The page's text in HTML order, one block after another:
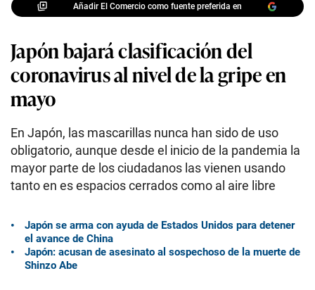
Añadir El Comercio como fuente preferida en
Japón bajará clasificación del
coronavirus al nivel de la gripe en
mayo
En Japón, las mascarillas nunca han sido de uso
obligatorio, aunque desde el inicio de la pandemia la
mayor parte de los ciudadanos las vienen usando
tanto en es espacios cerrados como al aire libre
Japón se arma con ayuda de Estados Unidos para detener
el avance de China
Japón: acusan de asesinato al sospechoso de la muerte de
Shinzo Abe